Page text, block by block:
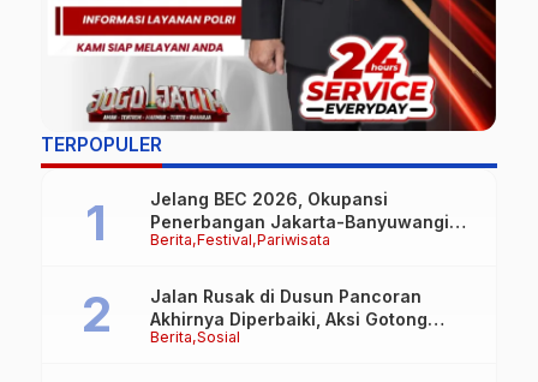
TERPOPULER
Berita Festival Pariwisata
Jelang BEC 2026, Okupansi
Penerbangan Jakarta-Banyuwangi
Tembus 90 Persen
Berita Sosial
Jalan Rusak di Dusun Pancoran
Akhirnya Diperbaiki, Aksi Gotong
Royong FRB dan Laskar Bali Shanti Jet